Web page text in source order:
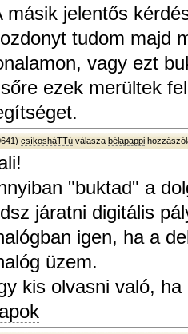
másik jelentős
tudom majd
vagy ezt
ezek merültek
csíkosháTTú válasza bélapappi
"buktad" a
járatni digitális
igen, ha a
üzem.
kis olvasni való,